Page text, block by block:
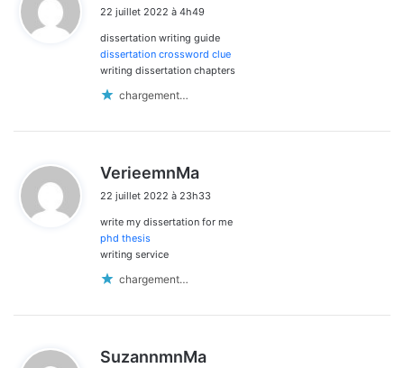
:
22 juillet 2022 à 4h49
dissertation writing guide
dissertation crossword clue
writing dissertation chapters
chargement…
VerieemnMa
t
22 juillet 2022 à 23h33
write my dissertation for me
phd thesis
writing service
chargement…
SuzannmnMa